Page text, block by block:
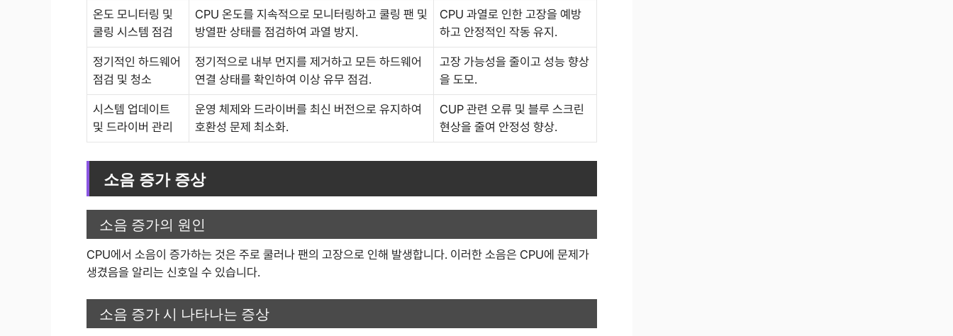
온도 모니터링 및
쿨링 시스템 점검
CPU 온도를 지속적으로 모니터링하고 쿨링 팬 및
방열판 상태를 점검하여 과열 방지.
CPU 과열로 인한 고장을 예방
하고 안정적인 작동 유지.
정기적인 하드웨어
점검 및 청소
정기적으로 내부 먼지를 제거하고 모든 하드웨어
연결 상태를 확인하여 이상 유무 점검.
고장 가능성을 줄이고 성능 향상
을 도모.
시스템 업데이트
및 드라이버 관리
운영 체제와 드라이버를 최신 버전으로 유지하여
호환성 문제 최소화.
CUP 관련 오류 및 블루 스크린
현상을 줄여 안정성 향상.
소음 증가 증상
소음 증가의 원인
CPU에서 소음이 증가하는 것은 주로 쿨러나 팬의 고장으로 인해 발생합니다. 이러한 소음은 CPU에 문제가
생겼음을 알리는 신호일 수 있습니다.
소음 증가 시 나타나는 증상